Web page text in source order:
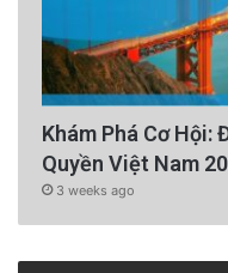
Khám Phá Cơ Hội:
Quyền Việt Nam
3 weeks ago